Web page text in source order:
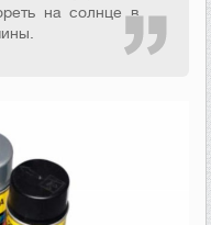
на солнце в